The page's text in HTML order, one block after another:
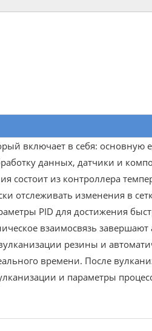
включает в себя: основную
данных, датчики и
состоит из контроллера
отслеживать изменения в
PID для достижения
взаимосвязь завершают
резины и
времени. После
и параметры